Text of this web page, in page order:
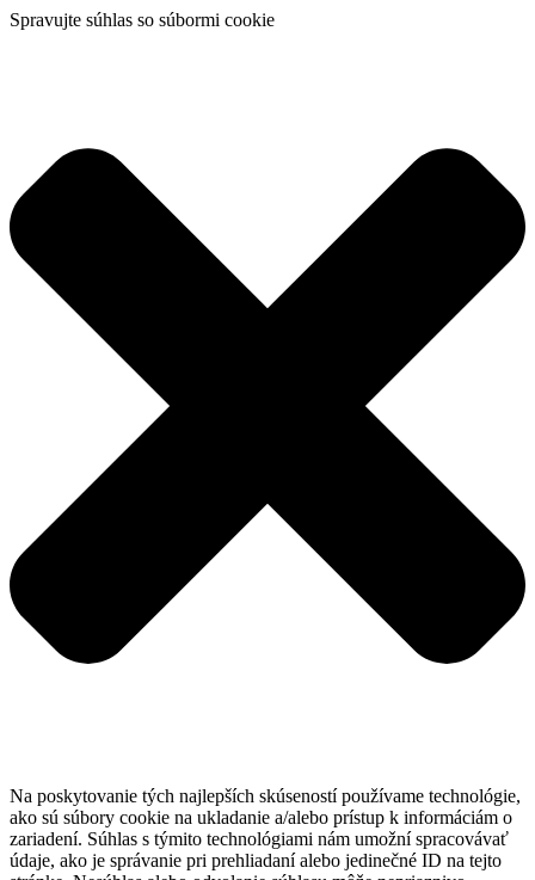
Spravujte súhlas so súbormi cookie
Na poskytovanie tých najlepších skúseností používame technológie,
ako sú súbory cookie na ukladanie a/alebo prístup k informáciám o
zariadení. Súhlas s týmito technológiami nám umožní spracovávať
údaje, ako je správanie pri prehliadaní alebo jedinečné ID na tejto